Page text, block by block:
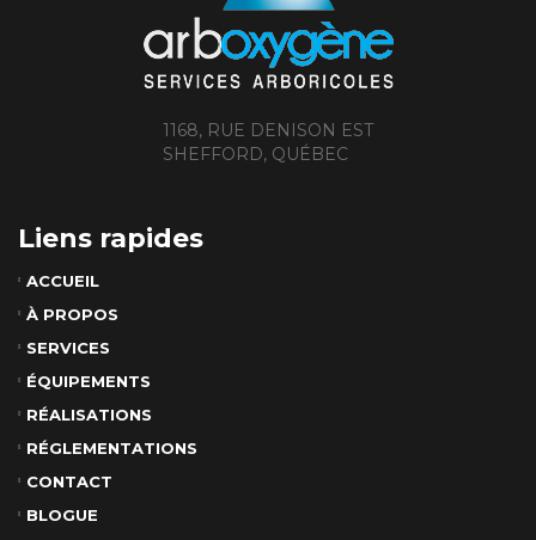
1168, RUE DENISON EST
SHEFFORD, QUÉBEC
Liens rapides
ACCUEIL
À PROPOS
SERVICES
ÉQUIPEMENTS
RÉALISATIONS
RÉGLEMENTATIONS
CONTACT
BLOGUE